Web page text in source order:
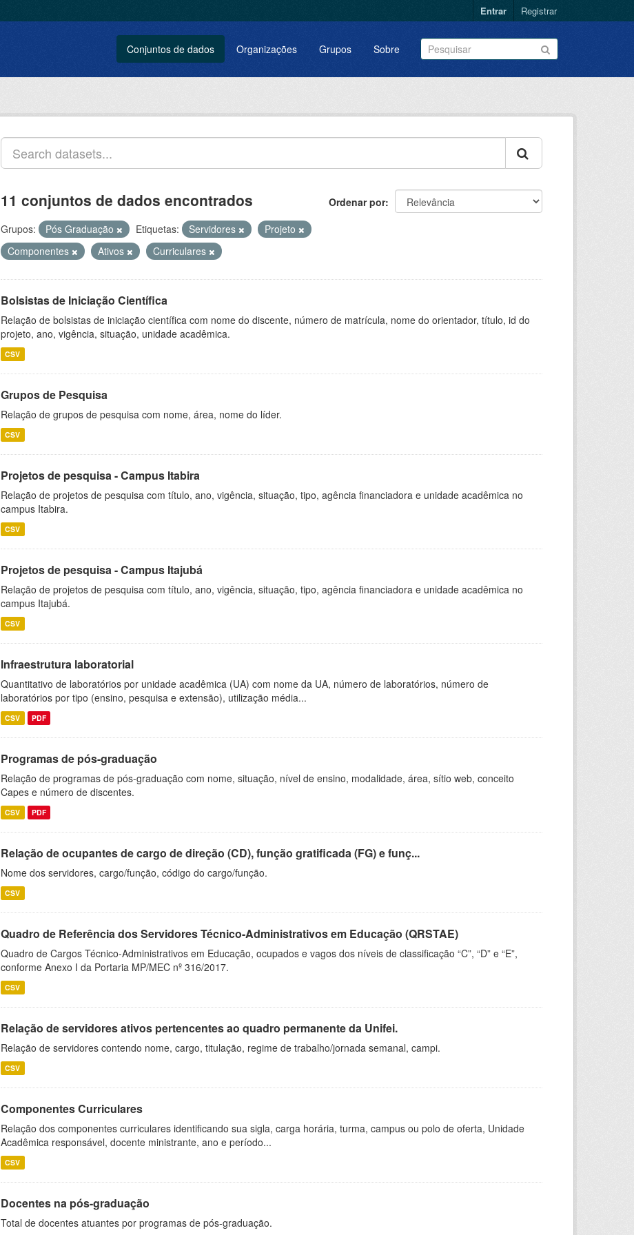
Entrar Registrar
Conjuntos de dados Organizações Grupos Sobre
Ordenar por
11 conjuntos de dados encontrados
Grupos: Pós Graduação Etiquetas: Servidores
Projeto
Componentes
Ativos Curriculares
Bolsistas de Iniciação Científica
Relação de bolsistas de iniciação científica com nome do discente, número de matrícula, nome do orientador, título, id do
projeto, ano, vigência, situação, unidade acadêmica.
CSV
Grupos de Pesquisa
Relação de grupos de pesquisa com nome, área, nome do líder.
CSV
Projetos de pesquisa - Campus Itabira
Relação de projetos de pesquisa com título, ano, vigência, situação, tipo, agência financiadora e unidade acadêmica no
campus Itabira.
CSV
Projetos de pesquisa - Campus Itajubá
Relação de projetos de pesquisa com título, ano, vigência, situação, tipo, agência financiadora e unidade acadêmica no
campus Itajubá.
CSV
Infraestrutura laboratorial
Quantitativo de laboratórios por unidade acadêmica (UA) com nome da UA, número de laboratórios, número de
laboratórios por tipo (ensino, pesquisa e extensão), utilização média...
CSV PDF
Programas de pós-graduação
Relação de programas de pós-graduação com nome, situação, nível de ensino, modalidade, área, sítio web, conceito
Capes e número de discentes.
CSV PDF
Relação de ocupantes de cargo de direção (CD), função gratificada (FG) e funç...
Nome dos servidores, cargo/função, código do cargo/função.
CSV
Quadro de Referência dos Servidores Técnico-Administrativos em Educação (QRSTAE)
Quadro de Cargos Técnico-Administrativos em Educação, ocupados e vagos dos níveis de classificação “C”, “D” e “E”,
conforme Anexo I da Portaria MP/MEC nº 316/2017.
CSV
Relação de servidores ativos pertencentes ao quadro permanente da Unifei.
Relação de servidores contendo nome, cargo, titulação, regime de trabalho/jornada semanal, campi.
CSV
Componentes Curriculares
Relação dos componentes curriculares identificando sua sigla, carga horária, turma, campus ou polo de oferta, Unidade
Acadêmica responsável, docente ministrante, ano e período...
CSV
Docentes na pós-graduação
Total de docentes atuantes por programas de pós-graduação.